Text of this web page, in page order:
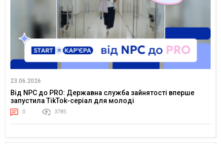
23.06.2026
Від NPC до PRO: Державна служба зайнятості вперше
запустила TikTok-серіал для молоді
0 3785